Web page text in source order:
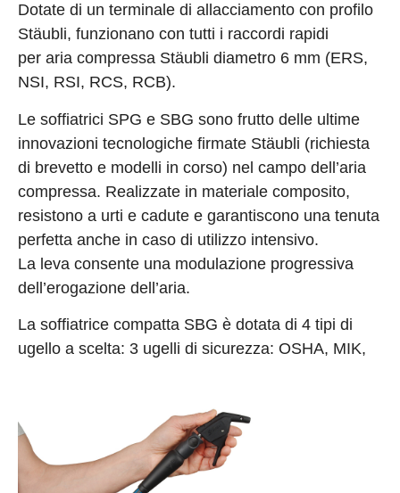
Dotate di un terminale di allacciamento con profilo
Stäubli, funzionano con tutti i raccordi rapidi
per aria compressa Stäubli diametro 6 mm (ERS,
NSI, RSI, RCS, RCB).
Le soffiatrici SPG e SBG sono frutto delle ultime
innovazioni tecnologiche firmate Stäubli (richiesta
di brevetto e modelli in corso) nel campo dell’aria
compressa. Realizzate in materiale composito,
resistono a urti e cadute e garantiscono una tenuta
perfetta anche in caso di utilizzo intensivo.
La leva consente una modulazione progressiva
dell’erogazione dell’aria.
La soffiatrice compatta SBG è dotata di 4 tipi di
ugello a scelta: 3 ugelli di sicurezza: OSHA, MIK,